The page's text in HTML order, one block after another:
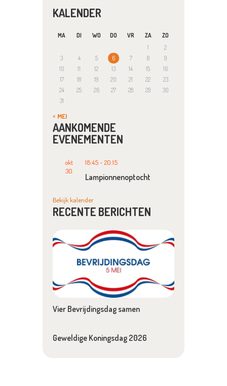
KALENDER
MA DI WO DO VR ZA
ZO
1
2
3
4 5 6 7 8
9
10
11 12 13 14 15
16
17
18 19 20 21 22
23
24
25 26 27 28 29
30
31
« MEI
AANKOMENDE
EVENEMENTEN
okt
30
18:45- 20:15
Lampionnenoptocht
Bekijk kalender
RECENTE BERICHTEN
Vier Bevrijdingsdag samen
Geweldige Koningsdag 2026